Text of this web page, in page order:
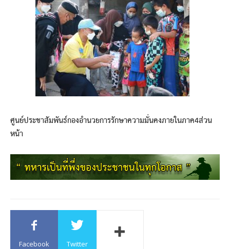
ศูนย์ประชาสัมพันธ์กองอำนวยการรักษาความมั่นคงภายในภาค4ส่วน
หน้า
Facebook Twitter